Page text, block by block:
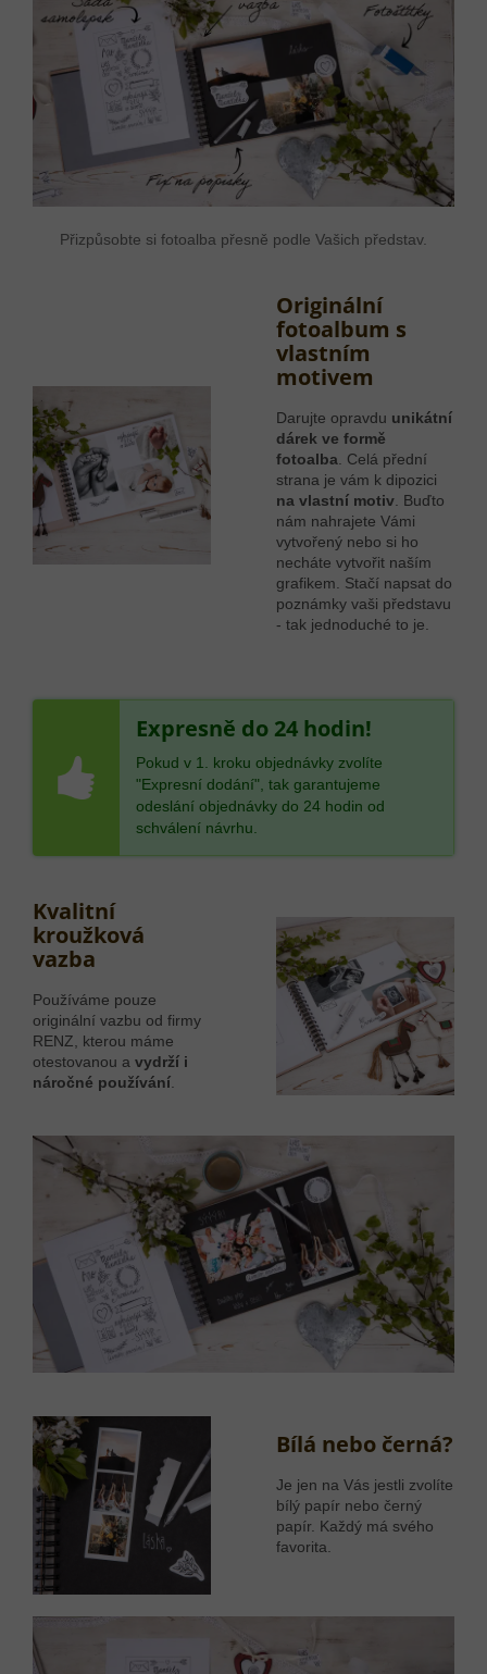
Přizpůsobte si fotoalba přesně podle Vašich představ.
Originální
fotoalbum s
vlastním
motivem
Darujte opravdu unikátní
dárek ve formě
fotoalba . Celá přední
strana je vám k dipozici
na vlastní motiv . Buďto
nám nahrajete Vámi
vytvořený nebo si ho
necháte vytvořit naším
grafikem. Stačí napsat do
poznámky vaši představu
- tak jednoduché to je.
Expresně do 24 hodin!
Pokud v 1. kroku objednávky zvolíte
"Expresní dodání", tak garantujeme
odeslání objednávky do 24 hodin od
schválení návrhu.
Kvalitní
kroužková
vazba
Používáme pouze
originální vazbu od firmy
RENZ, kterou máme
otestovanou a vydrží i
náročné používání
Bílá nebo černá?
Je jen na Vás jestli zvolíte
bílý papír nebo černý
papír. Každý má svého
favorita.